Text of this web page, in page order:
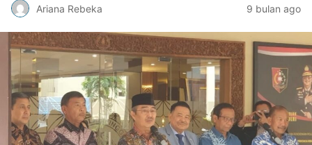
Ariana Rebeka 9 bulan ago